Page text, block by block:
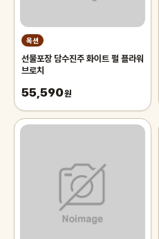
옥션
선물포장 담수진주 화이트 펄 플라워
브로치
55,590원